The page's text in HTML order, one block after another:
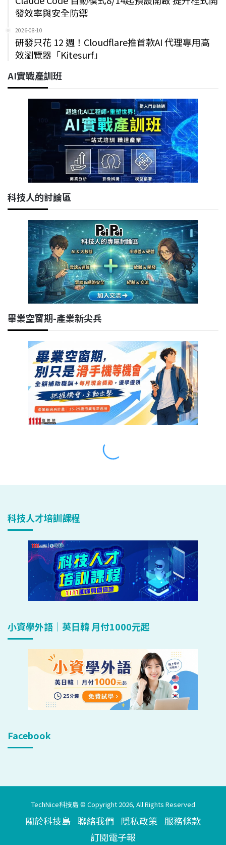
科技人才培訓課程
小資學外語｜英日韓 月付1000元起
Facebook
TechNice科技島 © Copyright 2026, All Rights Reserved
關於科技島 聯絡我們 隱私政策 服務條款
訂閱電子報